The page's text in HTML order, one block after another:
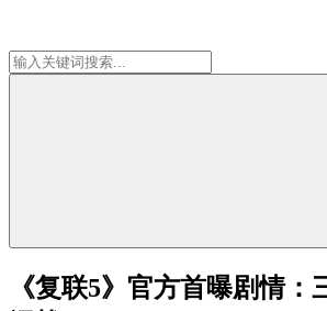
《复联5》官方首曝剧情：